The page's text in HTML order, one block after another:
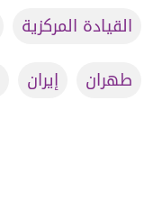
القيادة المركزية
طهران
إيران